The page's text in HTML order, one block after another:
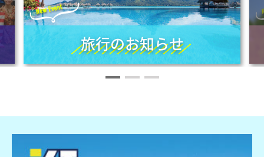
旅行のお知らせ